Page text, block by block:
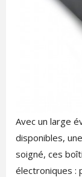
Avec un large
disponibles,
soigné, ces
électroniques :